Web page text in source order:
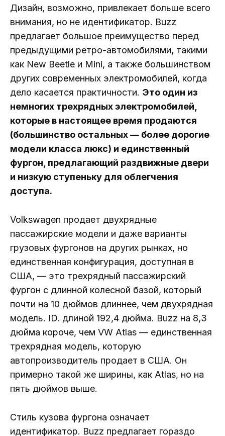
Дизайн, возможно, привлекает больше всего
внимания, но не идентификатор. Buzz
предлагает большое преимущество перед
предыдущими ретро-автомобилями, такими
как New Beetle и Mini, а также большинством
других современных электромобилей, когда
дело касается практичности. Это один из
немногих трехрядных электромобилей,
которые в настоящее время продаются
(большинство остальных — более дорогие
модели класса люкс) и единственный
фургон, предлагающий раздвижные двери
и низкую ступеньку для облегчения
доступа.
Volkswagen продает двухрядные
пассажирские модели и даже варианты
грузовых фургонов на других рынках, но
единственная конфигурация, доступная в
США, — это трехрядный пассажирский
фургон с длинной колесной базой, который
почти на 10 дюймов длиннее, чем двухрядная
модель. ID. длиной 192,4 дюйма. Buzz на 8,3
дюйма короче, чем VW Atlas — единственная
трехрядная модель, которую
автопроизводитель продает в США. Он
примерно такой же ширины, как Atlas, но на
пять дюймов выше.
Стиль кузова фургона означает
идентификатор. Buzz предлагает гораздо